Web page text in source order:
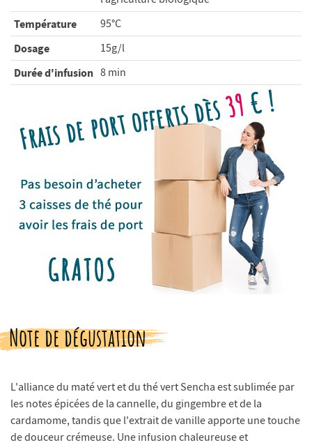
Température
95°C
Dosage
15g/l
Durée d'infusion 8 min
Note de dégustation
L'alliance du maté vert et du thé vert Sencha est sublimée par
les notes épicées de la cannelle, du gingembre et de la
cardamome, tandis que l'extrait de vanille apporte une touche
de douceur crémeuse. Une infusion chaleureuse et